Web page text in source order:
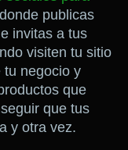
publicas
invitas a tus
visiten tu sitio
tu negocio y
que
que tus
y otra vez.